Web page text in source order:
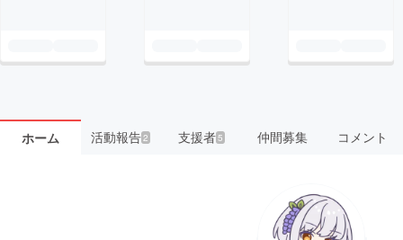
ホーム 活動報告2 支援者5 仲間募集 コメント